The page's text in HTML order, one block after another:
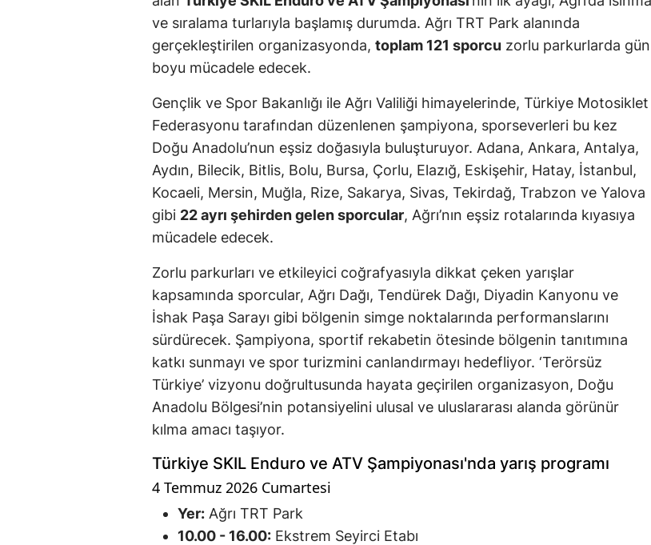
ve sıralama turlarıyla başlamış durumda. Ağrı TRT Park alanında
gerçekleştirilen organizasyonda, toplam 121 sporcu zorlu parkurlarda gün
boyu mücadele edecek.
Gençlik ve Spor Bakanlığı ile Ağrı Valiliği himayelerinde, Türkiye Motosiklet
Federasyonu tarafından düzenlenen şampiyona, sporseverleri bu kez
Doğu Anadolu’nun eşsiz doğasıyla buluşturuyor. Adana, Ankara, Antalya,
Aydın, Bilecik, Bitlis, Bolu, Bursa, Çorlu, Elazığ, Eskişehir, Hatay, İstanbul,
Kocaeli, Mersin, Muğla, Rize, Sakarya, Sivas, Tekirdağ, Trabzon ve Yalova
gibi 22 ayrı şehirden gelen sporcular, Ağrı’nın eşsiz rotalarında kıyasıya
mücadele edecek.
Zorlu parkurları ve etkileyici coğrafyasıyla dikkat çeken yarışlar
kapsamında sporcular, Ağrı Dağı, Tendürek Dağı, Diyadin Kanyonu ve
İshak Paşa Sarayı gibi bölgenin simge noktalarında performanslarını
sürdürecek. Şampiyona, sportif rekabetin ötesinde bölgenin tanıtımına
katkı sunmayı ve spor turizmini canlandırmayı hedefliyor. ‘Terörsüz
Türkiye’ vizyonu doğrultusunda hayata geçirilen organizasyon, Doğu
Anadolu Bölgesi’nin potansiyelini ulusal ve uluslararası alanda görünür
kılma amacı taşıyor.
Türkiye SKIL Enduro ve ATV Şampiyonası'nda yarış programı
4 Temmuz 2026 Cumartesi
Yer: Ağrı TRT Park
10.00 - 16.00: Ekstrem Seyirci Etabı